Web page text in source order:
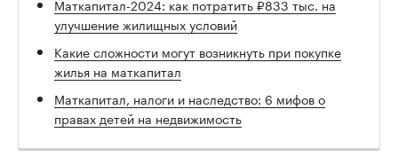
Маткапитал-2024: как потратить ₽833 тыс. на
улучшение жилищных условий
Какие сложности могут возникнуть при покупке
жилья на маткапитал
Маткапитал, налоги и наследство: 6 мифов о
правах детей на недвижимость